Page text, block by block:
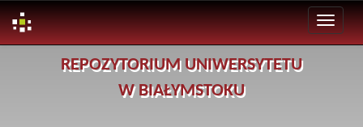
REPOZYTORIUM UNIWERSYTETU
W BIAŁYMSTOKU